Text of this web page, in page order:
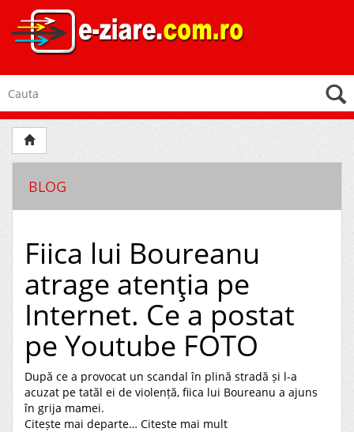
BLOG
Fiica lui Boureanu
atrage atenţia pe
Internet. Ce a postat
pe Youtube FOTO
După ce a provocat un scandal în plină stradă și l-a
acuzat pe tatăl ei de violență, fiica lui Boureanu a ajuns
în grija mamei.
Citește mai departe… Citeste mai mult